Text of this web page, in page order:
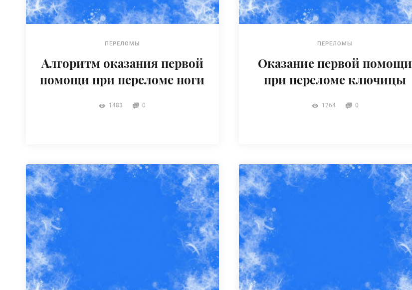
ПЕРЕЛОМЫ
Алгоритм оказания первой
помощи при переломе ноги
1483 0
ПЕРЕЛОМЫ
Оказание первой помощи
при переломе ключицы
1264 0